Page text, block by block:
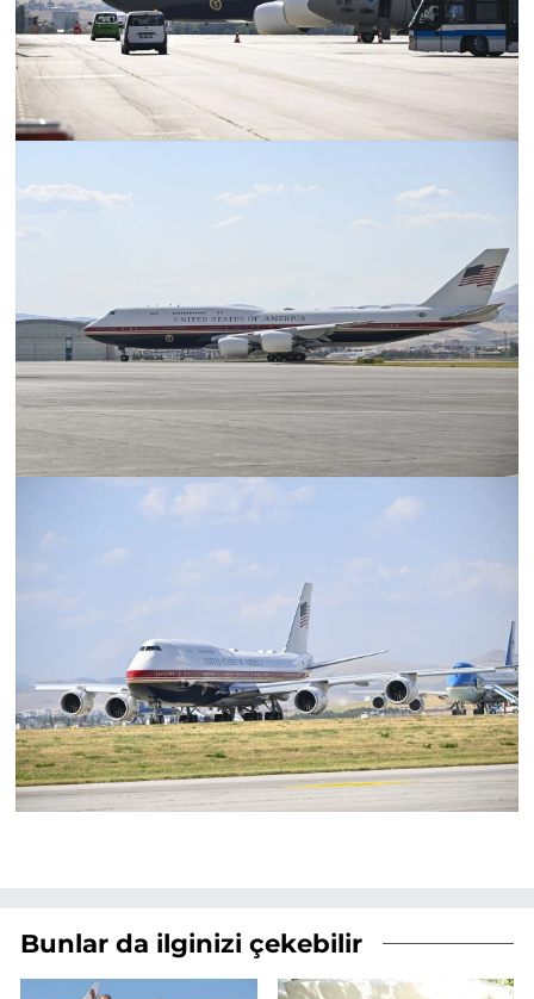
Bunlar da ilginizi çekebilir